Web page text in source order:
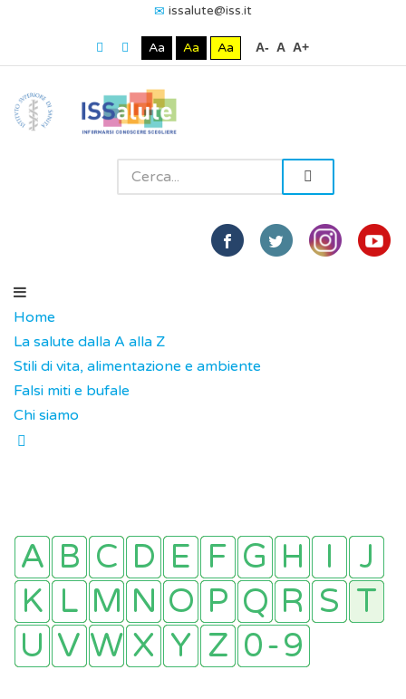
issalute@iss.it
Aa Aa Aa A- A A+
Home
La salute dalla A alla Z
Stili di vita, alimentazione e ambiente
Falsi miti e bufale
Chi siamo